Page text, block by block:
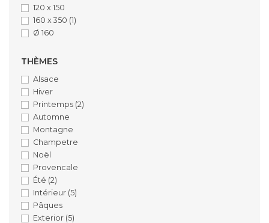
120 x 150
160 x 350 (1)
Ø 160
THÈMES
Alsace
Hiver
Printemps (2)
Automne
Montagne
Champetre
Noël
Provencale
Été (2)
Intérieur (5)
Pâques
Exterior (5)